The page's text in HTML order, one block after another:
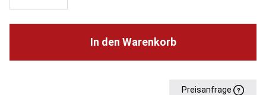
In den Warenkorb
Preisanfrage